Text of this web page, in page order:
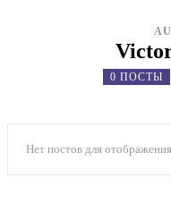
0 ПОСТЫ
Нет постов для отображения